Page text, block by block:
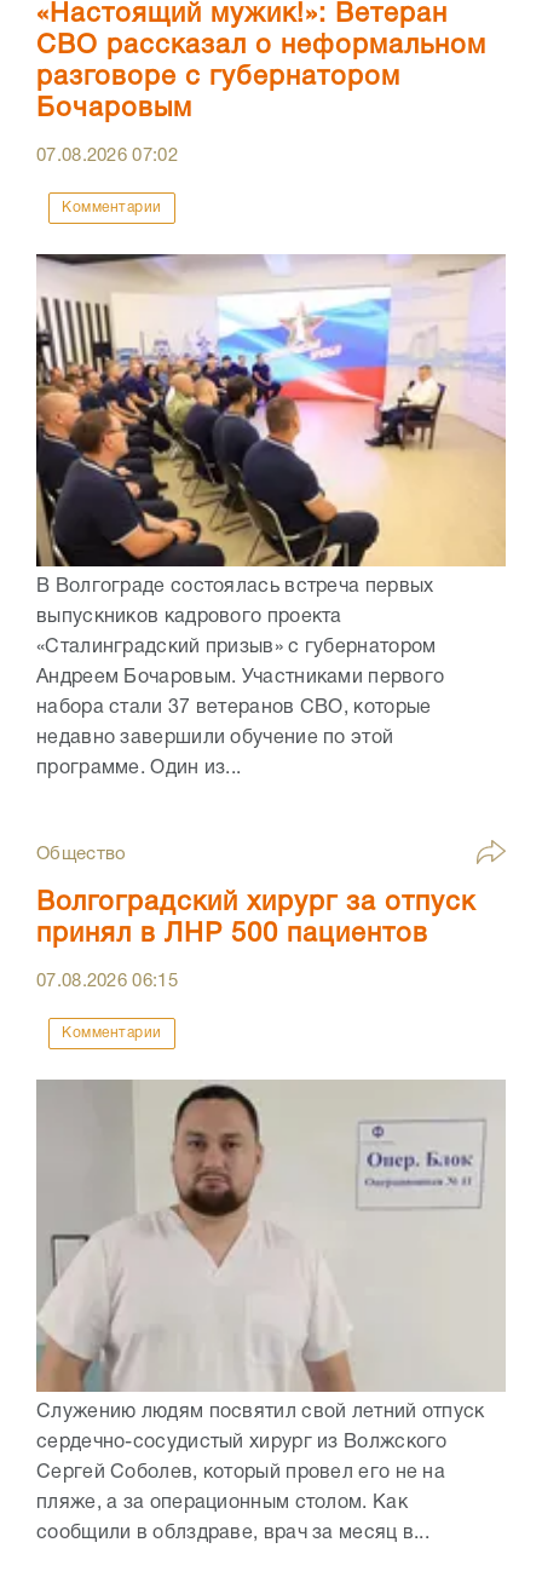
«Настоящий мужик!»: Ветеран
СВО рассказал о неформальном
разговоре с губернатором
Бочаровым
07.08.202607:02
Комментарии
В Волгограде состоялась встреча первых
выпускников кадрового проекта
«Сталинградский призыв» с губернатором
Андреем Бочаровым. Участниками первого
набора стали 37 ветеранов СВО, которые
недавно завершили обучение по этой
программе. Один из...
Общество
Волгоградский хирург за отпуск
принял в ЛНР 500 пациентов
07.08.202606:15
Комментарии
Служению людям посвятил свой летний отпуск
сердечно-сосудистый хирург из Волжского
Сергей Соболев, который провел его не на
пляже, а за операционным столом. Как
сообщили в облздраве, врач за месяц в...